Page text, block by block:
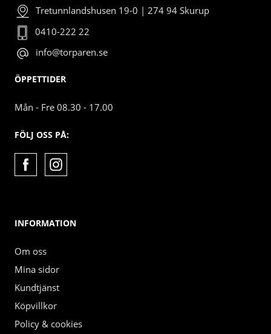
Tretunnlandshusen 19-0 | 274 94 Skurup
0410-222 22
info@torparen.se
ÖPPETTIDER
Mån - Fre 08.30 - 17.00
FÖLJ OSS PÅ:
INFORMATION
Om oss
Mina sidor
Kundtjänst
Köpvillkor
Policy & cookies